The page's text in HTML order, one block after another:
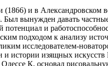
(1866) и в
вынужден давать
и
подходом к анализу
исследователем-
истории изящных
К. основал